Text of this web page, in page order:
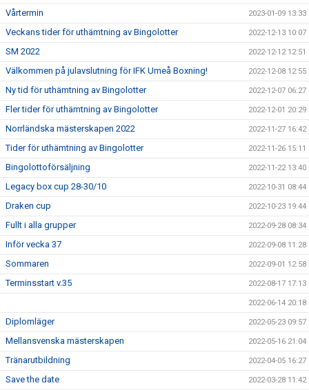
Vårtermin 2023-01-09 13:33
Veckans tider för uthämtning av Bingolotter 2022-12-13 10:07
SM 2022 2022-12-12 12:51
Välkommen på julavslutning för IFK Umeå Boxning! 2022-12-08 12:55
Ny tid för uthämtning av Bingolotter 2022-12-07 06:27
Fler tider för uthämtning av Bingolotter 2022-12-01 20:29
Norrländska mästerskapen 2022 2022-11-27 16:42
Tider för uthämtning av Bingolotter 2022-11-26 15:11
Bingolottoförsäljning 2022-11-22 13:40
Legacy box cup 28-30/10 2022-10-31 08:44
Draken cup 2022-10-23 19:44
Fullt i alla grupper 2022-09-28 08:34
Inför vecka 37 2022-09-08 11:28
Sommaren 2022-09-01 12:58
Terminsstart v.35 2022-08-17 17:13
2022-06-14 20:18
Diplomläger 2022-05-23 09:57
Mellansvenska mästerskapen 2022-05-16 21:04
Tränarutbildning 2022-04-05 16:27
Save the date 2022-03-28 11:42